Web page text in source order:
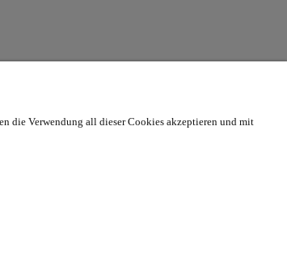
die Verwendung all dieser Cookies akzeptieren und mit